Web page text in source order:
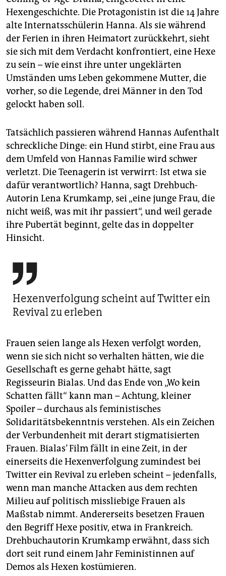
Hexengeschichte. Die Protagonistin ist die 14 Jahre
alte Internatsschülerin Hanna. Als sie während
der Ferien in ihren Heimatort zurückkehrt, sieht
sie sich mit dem Verdacht konfrontiert, eine Hexe
zu sein – wie einst ihre unter ungeklärten
Umständen ums Leben gekommene Mutter, die
vorher, so die Legende, drei Männer in den Tod
gelockt haben soll.
Tatsächlich passieren während Hannas Aufenthalt
schreckliche Dinge: ein Hund stirbt, eine Frau aus
dem Umfeld von Hannas Familie wird schwer
verletzt. Die Teenagerin ist verwirrt: Ist etwa sie
dafür verantwortlich? Hanna, sagt Drehbuch-
Autorin Lena Krumkamp, sei „eine junge Frau, die
nicht weiß, was mit ihr passiert“, und weil gerade
ihre Pubertät beginnt, gelte das in doppelter
Hinsicht.

Hexenverfolgung scheint auf Twitter ein
Revival zu erleben
Frauen seien lange als Hexen verfolgt worden,
wenn sie sich nicht so verhalten hätten, wie die
Gesellschaft es gerne gehabt hätte, sagt
Regisseurin Bialas. Und das Ende von „Wo kein
Schatten fällt“ kann man – Achtung, kleiner
Spoiler – durchaus als feministisches
Solidaritätsbekenntnis verstehen. Als ein Zeichen
der Verbundenheit mit derart stigmatisierten
Frauen. Bialas’ Film fällt in eine Zeit, in der
einerseits die Hexenverfolgung zumindest bei
Twitter ein Revival zu erleben scheint – jedenfalls,
wenn man manche Attacken aus dem rechten
Milieu auf politisch missliebige Frauen als
Maßstab nimmt. Andererseits besetzen Frauen
den Begriff Hexe positiv, etwa in Frankreich.
Drehbuchautorin Krumkamp erwähnt, dass sich
dort seit rund einem Jahr Feministinnen auf
Demos als Hexen kostümieren.